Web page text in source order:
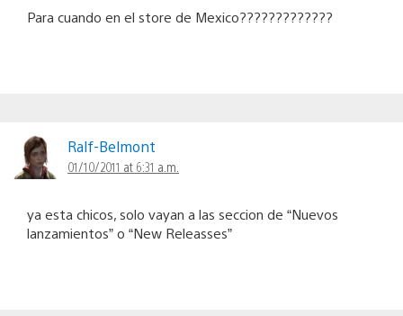
Para cuando en el store de Mexico?????????????
Ralf-Belmont
01/10/2011 at 6:31 a.m.
ya esta chicos, solo vayan a las seccion de “Nuevos
lanzamientos” o “New Releasses”